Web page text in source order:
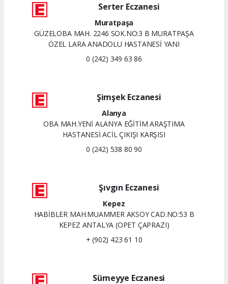
Serter Eczanesi
Muratpaşa
GÜZELOBA MAH. 2246 SOK.NO:3 B MURATPAŞA
ÖZEL LARA ANADOLU HASTANESİ YANI
0 (242) 349 63 86
Şimşek Eczanesi
Alanya
OBA MAH.YENİ ALANYA EĞİTİM ARAŞTIMA
HASTANESİ ACİL ÇIKIŞI KARŞISI
0 (242) 538 80 90
Şıvgın Eczanesi
Kepez
HABİBLER MAH.MUAMMER AKSOY CAD.NO:53 B
KEPEZ ANTALYA (OPET ÇAPRAZI)
+ (902) 423 61 10
Sümeyye Eczanesi